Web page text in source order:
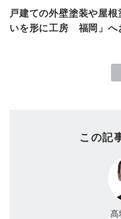
戸建ての外壁塗装や屋
いを形に工房 福岡 」
この記